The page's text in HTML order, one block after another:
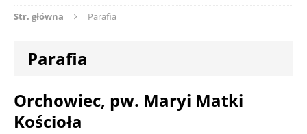
Str. główna Parafia
Parafia
Orchowiec, pw. Maryi Matki
Kościoła